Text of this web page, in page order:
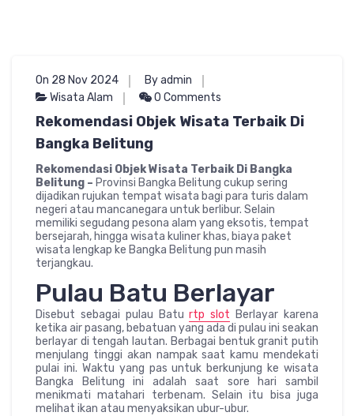
On 28 Nov 2024
By admin
Wisata Alam
0 Comments
Rekomendasi Objek Wisata Terbaik Di
Bangka Belitung
Rekomendasi Objek Wisata Terbaik Di Bangka
Belitung – Provinsi Bangka Belitung cukup sering
dijadikan rujukan tempat wisata bagi para turis dalam
negeri atau mancanegara untuk berlibur. Selain
memiliki segudang pesona alam yang eksotis, tempat
bersejarah, hingga wisata kuliner khas, biaya paket
wisata lengkap ke Bangka Belitung pun masih
terjangkau.
Pulau Batu Berlayar
Disebut sebagai pulau Baturtp slot Berlayar karena
ketika air pasang, bebatuan yang ada di pulau ini seakan
berlayar di tengah lautan. Berbagai bentuk granit putih
menjulang tinggi akan nampak saat kamu mendekati
pulai ini. Waktu yang pas untuk berkunjung ke wisata
Bangka Belitung ini adalah saat sore hari sambil
menikmati matahari terbenam. Selain itu bisa juga
melihat ikan atau menyaksikan ubur-ubur.